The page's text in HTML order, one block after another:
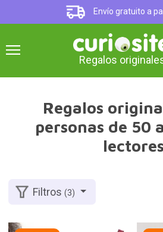
Envío gratuito a
Regalos
Regalos
personas de 50
lectores
Filtros(3)